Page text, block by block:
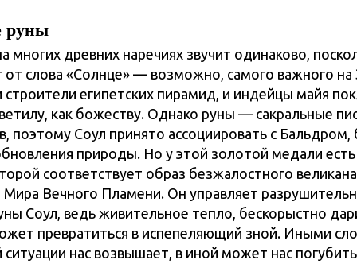
руны
многих древних наречиях звучит одинаково,
от слова «Солнце» — возможно, самого важного на
строители египетских пирамид, и индейцы майя
как божеству. Однако руны — сакральные
поэтому Соул принято ассоциировать с Бальдром,
природы. Но у этой золотой медали
соответствует образ безжалостного
Мира Вечного Пламени. Он управляет
Соул, ведь живительное тепло, бескорыстно
превратиться в испепеляющий зной. Иными
нас возвышает, в иной может нас